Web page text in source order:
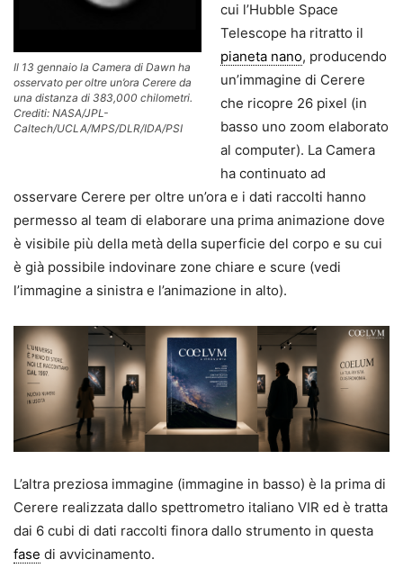
Il 13 gennaio la Camera di Dawn ha
osservato per oltre un’ora Cerere da
una distanza di 383,000 chilometri.
Crediti: NASA/JPL-
Caltech/UCLA/MPS/DLR/IDA/PSI
cui l’Hubble Space
Telescope ha ritratto il
pianeta nano, producendo
un’immagine di Cerere
che ricopre 26 pixel (in
basso uno zoom elaborato
al computer). La Camera
ha continuato ad
osservare Cerere per oltre un’ora e i dati raccolti hanno
permesso al team di elaborare una prima animazione dove
è visibile più della metà della superficie del corpo e su cui
è già possibile indovinare zone chiare e scure (vedi
l’immagine a sinistra e l’animazione in alto).
L’altra preziosa immagine (immagine in basso) è la prima di
Cerere realizzata dallo spettrometro italiano VIR ed è tratta
dai 6 cubi di dati raccolti finora dallo strumento in questa
fase di avvicinamento.